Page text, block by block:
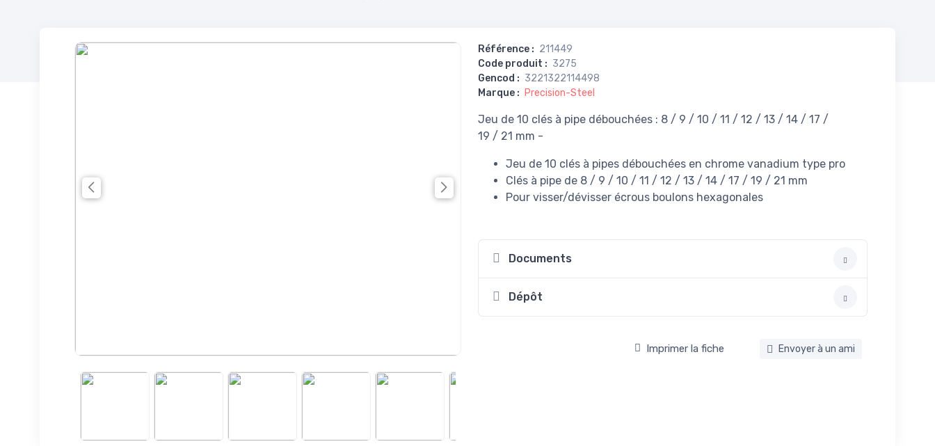
Référence : 211449
Code produit : 3275
Gencod : 3221322114498
Marque : Precision-Steel
Jeu de 10 clés à pipe débouchées : 8 / 9 / 10 / 11 / 12 / 13 / 14 / 17 /
19 / 21 mm -
Jeu de 10 clés à pipes débouchées en chrome vanadium type pro
Clés à pipe de 8 / 9 / 10 / 11 / 12 / 13 / 14 / 17 / 19 / 21 mm
Pour visser/dévisser écrous boulons hexagonales
Documents
Dépôt
Imprimer la fiche Envoyer à un ami